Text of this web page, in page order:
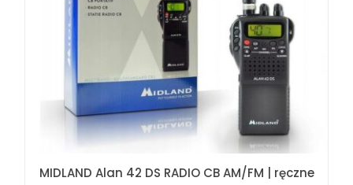
MIDLAND Alan 42 DS RADIO CB AM/FM | ręczne